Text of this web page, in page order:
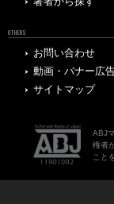
OTHERS
お問い合わせ
動画・バナー広
サイトマップ
ABJ
権者
こと